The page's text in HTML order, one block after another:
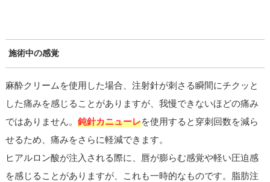
施術中の感覚
麻酔クリームを使用した場合、注射針が刺さる瞬間にチクッと
した痛みを感じることがありますが、我慢できないほどの痛み
ではありません。 鈍針カニューレを使用すると穿刺回数を減ら
せるため、痛みをさらに軽減できます。
ヒアルロン酸が注入される際に、唇が膨らむ感覚や軽い圧迫感
を感じることがありますが、これも一時的なものです。脂肪注